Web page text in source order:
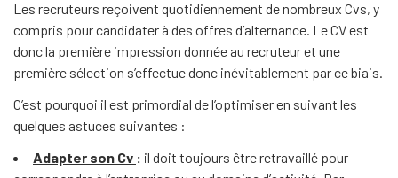
Les recruteurs reçoivent quotidiennement de nombreux Cvs, y
compris pour candidater à des offres d’alternance. Le CV est
donc la première impression donnée au recruteur et une
première sélection s’effectue donc inévitablement par ce biais.
C’est pourquoi il est primordial de l’optimiser en suivant les
quelques astuces suivantes :
Adapter son Cv : il doit toujours être retravaillé pour